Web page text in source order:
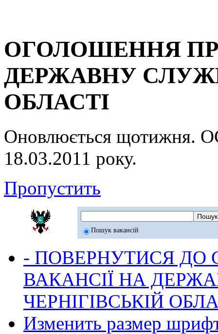
ОГОЛОШЕННЯ
ДЕРЖАВНУ
ОБЛАСТІ
Оновлюється
18.03.2011 року.
Пропустить
Пошук вакансій
- ПОВЕРНУТИСЯ ДО
ВАКАНСІЇ НА
ЧЕРНІГІВСЬКІЙ
Изменить размер